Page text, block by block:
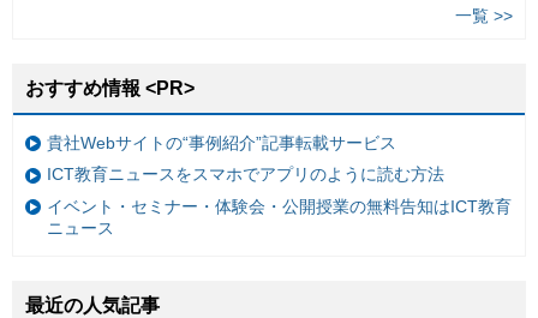
一覧 >>
おすすめ情報 <PR>
貴社Webサイトの“事例紹介”記事転載サービス
ICT教育ニュースをスマホでアプリのように読む方法
イベント・セミナー・体験会・公開授業の無料告知はICT教育
ニュース
最近の人気記事